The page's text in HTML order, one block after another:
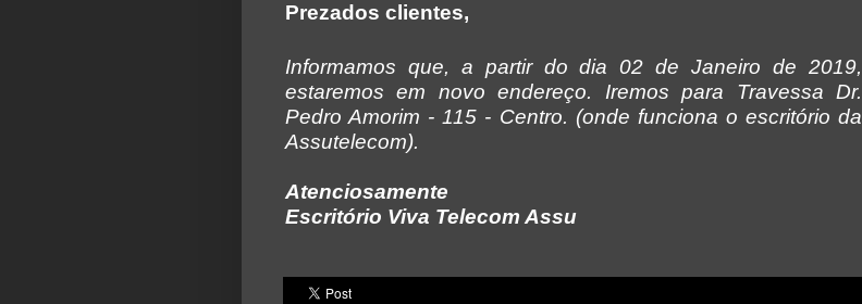
Prezados clientes,
Informamos que, a partir do dia 02 de Janeiro de 2019,
estaremos em novo endereço. Iremos para Travessa Dr.
Pedro Amorim - 115 - Centro. (onde funciona o escritório da
Assutelecom).
Atenciosamente
Escritório Viva Telecom Assu